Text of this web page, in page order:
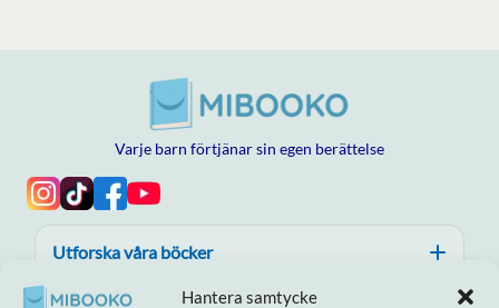
Hantera samtycke
Varje barn förtjänar sin egen berättelse
Utforska våra böcker